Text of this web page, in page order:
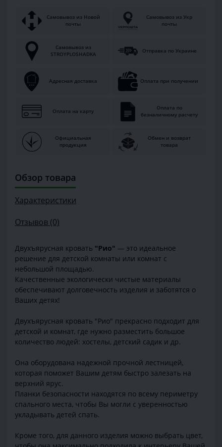
Самовывоз из Новой
почты
Самовывоз из Укр
почты
Самовывоз из
STROYPLOSHADKA
Отправка по Украине
Адресная доставка Оплата при получении
Оплата на карту
Оплата по
безналичному расчету
Официальная
продукция
Обмен и возврат
товара
Обзор товара
Характеристики
Отзывов (0)
Двухъярусная кровать "Рио" — это идеальное
решение для детской комнаты или комнат с
небольшой площадью.
Качественные экологически чистые материалы
обеспечивают долговечность изделия и заботятся о
Ваших детях!
Двухъярусная кровать "Рио" прекрасно подходит для
детской и комнат, где нужно разместить большое
количество людей: хостелы, детский садик и др.
Она оборудована надежной прочной лестницей,
которая поможет Вашим детям быстро залезать на
верхний ярус.
Планки безопасности находятся по всему периметру
спального места, чтобы Вы могли с уверенностью
укладывать детей спать.
Кроме того, для данного изделия можно выбрать цвет,